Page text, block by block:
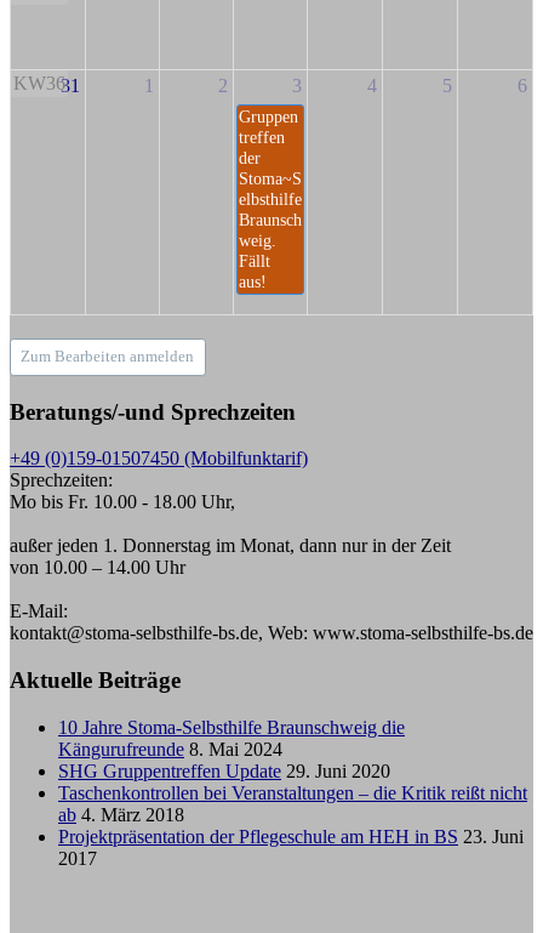
KW3631 1 2 3
Gruppen
treffen
der
Stoma~S
elbsthilfe
Braunsch
weig.
Fällt
aus!
4 5 6
Zum Bearbeiten anmelden
Beratungs/-und Sprechzeiten
+49 (0)159-01507450 (Mobilfunktarif)
Sprechzeiten:
Mo bis Fr. 10.00 - 18.00 Uhr,
außer jeden 1. Donnerstag im Monat, dann nur in der Zeit
von 10.00 – 14.00 Uhr
E-Mail:
kontakt@stoma-selbsthilfe-bs.de, Web: www.stoma-selbsthilfe-bs.de
Aktuelle Beiträge
10 Jahre Stoma-Selbsthilfe Braunschweig die
Kängurufreunde 8. Mai 2024
SHG Gruppentreffen Update 29. Juni 2020
Taschenkontrollen bei Veranstaltungen – die Kritik reißt nicht
ab 4. März 2018
Projektpräsentation der Pflegeschule am HEH in BS 23. Juni
2017